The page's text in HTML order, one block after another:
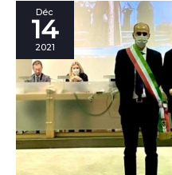
Déc
14
2021
m’appelle
Filippo
à
partir
d’aujourd’hui
je
suis
citoyen